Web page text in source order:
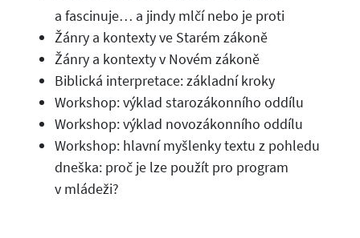
a fascinuje… a jindy mlčí nebo je proti
Žánry a kontexty ve Starém zákoně
Žánry a kontexty v Novém zákoně
Biblická interpretace: základní kroky
Workshop: výklad starozákonního oddílu
Workshop: výklad novozákonního oddílu
Workshop: hlavní myšlenky textu z pohledu
dneška: proč je lze použít pro program
v mládeži?